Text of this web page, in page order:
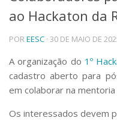
Telefones e Mapas
Pessoas
Ensino
Graduação
Pós-Graduação
Educação a distância
Pesquisa e Inovação
ao Hackaton da
POREESC · 30 DE MAIO DE
A organização do 1º
cadastro aberto para
em colaborar na
Os interessados devem